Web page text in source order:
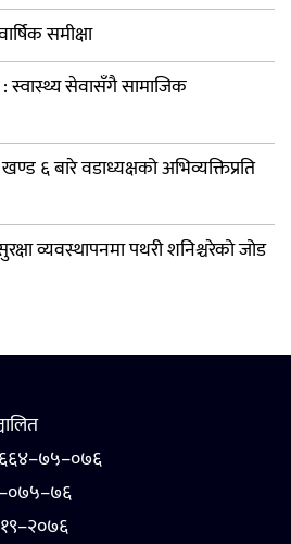
समीक्षा
स्वास्थ्य सेवासँगै सामाजिक
६ बारे वडाध्यक्षको अभिव्यक्तिप्रति
व्यवस्थापनमा पथरी शनिश्चरेको जोड